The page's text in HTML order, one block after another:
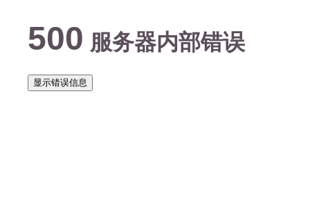
500 服务器内部错误